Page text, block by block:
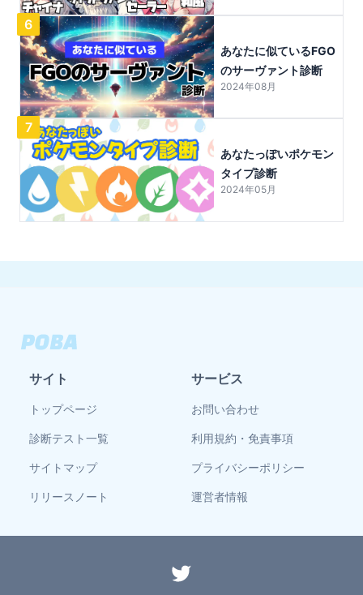
6
あなたに似ているFGO
のサーヴァント診断
2024年08月
7
あなたっぽいポケモン
タイプ診断
2024年05月
サイト
トップページ
診断テスト一覧
サイトマップ
リリースノート
サービス
お問い合わせ
利用規約・免責事項
プライバシーポリシー
運営者情報